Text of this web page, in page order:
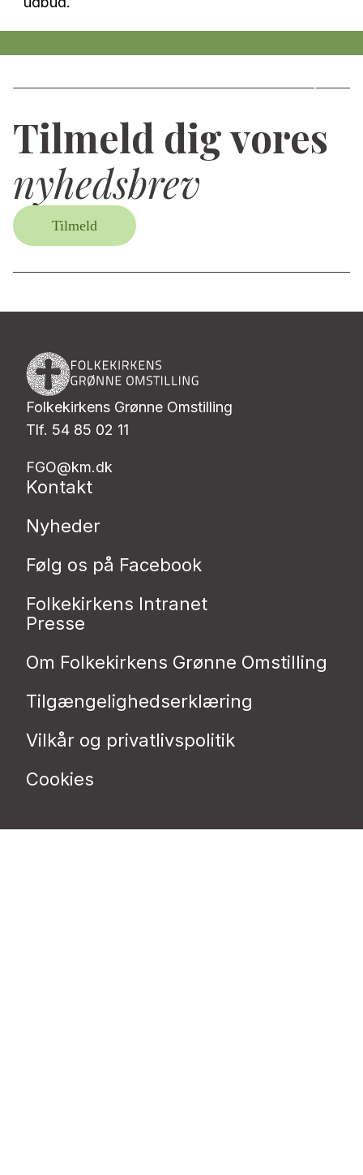
Tilmeld dig vores
nyhedsbrev
Tilmeld
Folkekirkens Grønne Omstilling
Tlf. 54 85 02 11
FGO@km.dk
Kontakt
Nyheder
Følg os på Facebook
Folkekirkens Intranet
Presse
Om Folkekirkens Grønne Omstilling
Tilgængelighedserklæring
Vilkår og privatlivspolitik
Cookies